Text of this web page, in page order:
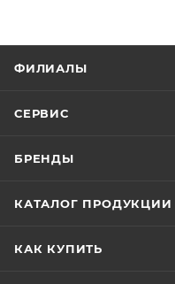
ФИЛИАЛЫ
СЕРВИС
БРЕНДЫ
КАТАЛОГ ПРОДУКЦИИ
КАК КУПИТЬ